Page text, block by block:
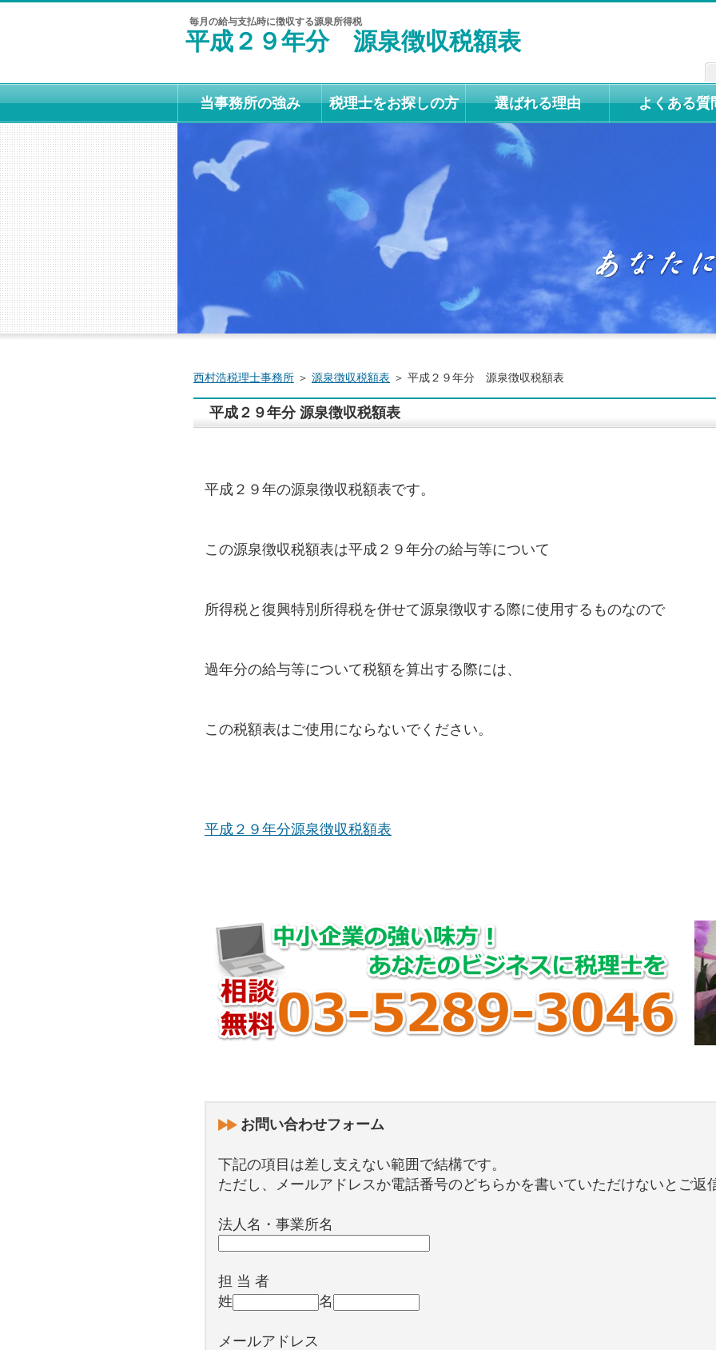
毎月の給与支払時に徴収する源泉所得税
平成２９年分 源泉徴収税額表
西村浩税理士事務所 ＞ 源泉徴収税額表 ＞ 平成２９年分 源泉徴収税額表
平成２９年分 源泉徴収税額表
平成２９年の源泉徴収税額表です。
この源泉徴収税額表は平成２９年分の給与等について
所得税と復興特別所得税を併せて源泉徴収する際に使用するものなので
過年分の給与等について税額を算出する際には、
この税額表はご使用にならないでください。
平成２９年分源泉徴収税額表
お問い合わせフォーム
下記の項目は差し支えない範囲で結構です。
ただし、メールアドレスか電話番号のどちらかを書いていただけないとご返
法人名・事業所名
担 当 者
姓
名
メールアドレス
当事務所の強み 税理士をお探しの方 選ばれる理由 よくある質